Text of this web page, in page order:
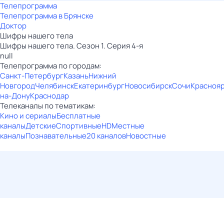
Телепрограмма
Телепрограмма в Брянске
Доктор
Шифры нашего тела
Шифры нашего тела. Сезон 1. Серия 4-я
null
Телепрограмма по городам:
Санкт-ПетербургКазаньНижний
НовгородЧелябинскЕкатеринбургНовосибирскСочи
на-ДонуКраснодар
Телеканалы по тематикам:
Кино и сериалыБесплатные
каналыДетскиеСпортивныеHDМестные
каналыПознавательные20 каналовНовостные